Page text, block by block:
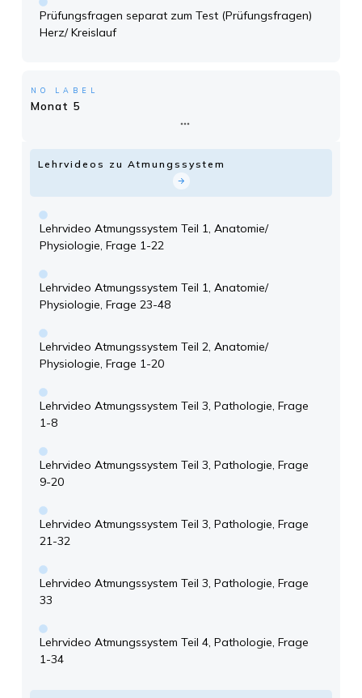
Prüfungsfragen separat zum Test (Prüfungsfragen)
Herz/ Kreislauf
NO LABEL
Monat 5
Lehrvideos zu Atmungssystem
Lehrvideo Atmungssystem Teil 1, Anatomie/
Physiologie, Frage 1-22
Lehrvideo Atmungssystem Teil 1, Anatomie/
Physiologie, Frage 23-48
Lehrvideo Atmungssystem Teil 2, Anatomie/
Physiologie, Frage 1-20
Lehrvideo Atmungssystem Teil 3, Pathologie, Frage
1-8
Lehrvideo Atmungssystem Teil 3, Pathologie, Frage
9-20
Lehrvideo Atmungssystem Teil 3, Pathologie, Frage
21-32
Lehrvideo Atmungssystem Teil 3, Pathologie, Frage
33
Lehrvideo Atmungssystem Teil 4, Pathologie, Frage
1-34